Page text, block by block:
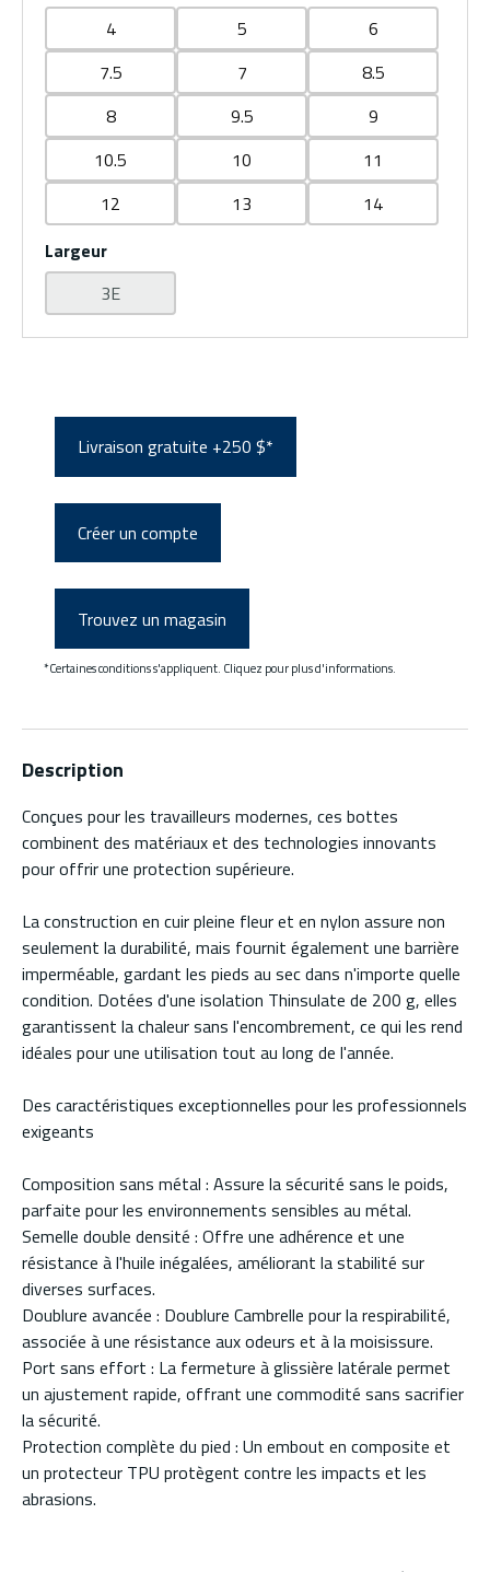
4
5
6
7.5
7
8.5
8
9.5
9
10.5
10
11
12
13
14
Largeur
3E
Livraison gratuite +250 $*
Créer un compte
Trouvez un magasin
*Certaines conditions s'appliquent. Cliquez pour plus d'informations.
Description
Conçues pour les travailleurs modernes, ces bottes
combinent des matériaux et des technologies innovants
pour offrir une protection supérieure.
La construction en cuir pleine fleur et en nylon assure non
seulement la durabilité, mais fournit également une barrière
imperméable, gardant les pieds au sec dans n'importe quelle
condition. Dotées d'une isolation Thinsulate de 200 g, elles
garantissent la chaleur sans l'encombrement, ce qui les rend
idéales pour une utilisation tout au long de l'année.
Des caractéristiques exceptionnelles pour les professionnels
exigeants
Composition sans métal : Assure la sécurité sans le poids,
parfaite pour les environnements sensibles au métal.
Semelle double densité : Offre une adhérence et une
résistance à l'huile inégalées, améliorant la stabilité sur
diverses surfaces.
Doublure avancée : Doublure Cambrelle pour la respirabilité,
associée à une résistance aux odeurs et à la moisissure.
Port sans effort : La fermeture à glissière latérale permet
un ajustement rapide, offrant une commodité sans sacrifier
la sécurité.
Protection complète du pied : Un embout en composite et
un protecteur TPU protègent contre les impacts et les
abrasions.